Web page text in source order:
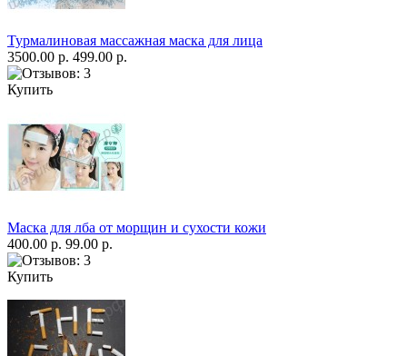
Турмалиновая массажная маска для лица
3500.00 р. 499.00 р.
Купить
Маска для лба от морщин и сухости кожи
400.00 р. 99.00 р.
Купить